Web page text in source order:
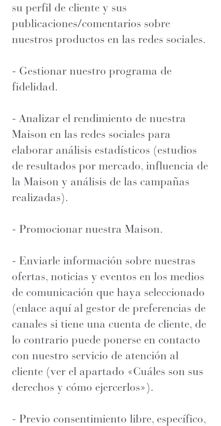
su perfil de cliente y sus
publicaciones/comentarios sobre
nuestros productos en las redes sociales.
- Gestionar nuestro programa de
fidelidad.
- Analizar el rendimiento de nuestra
Maison en las redes sociales para
elaborar análisis estadísticos (estudios
de resultados por mercado, influencia de
la Maison y análisis de las campañas
realizadas).
- Promocionar nuestra Maison.
- Enviarle información sobre nuestras
ofertas, noticias y eventos en los medios
de comunicación que haya seleccionado
(enlace aquí al gestor de preferencias de
canales si tiene una cuenta de cliente, de
lo contrario puede ponerse en contacto
con nuestro servicio de atención al
cliente (ver el apartado «Cuáles son sus
derechos y cómo ejercerlos»).
- Previo consentimiento libre, específico,